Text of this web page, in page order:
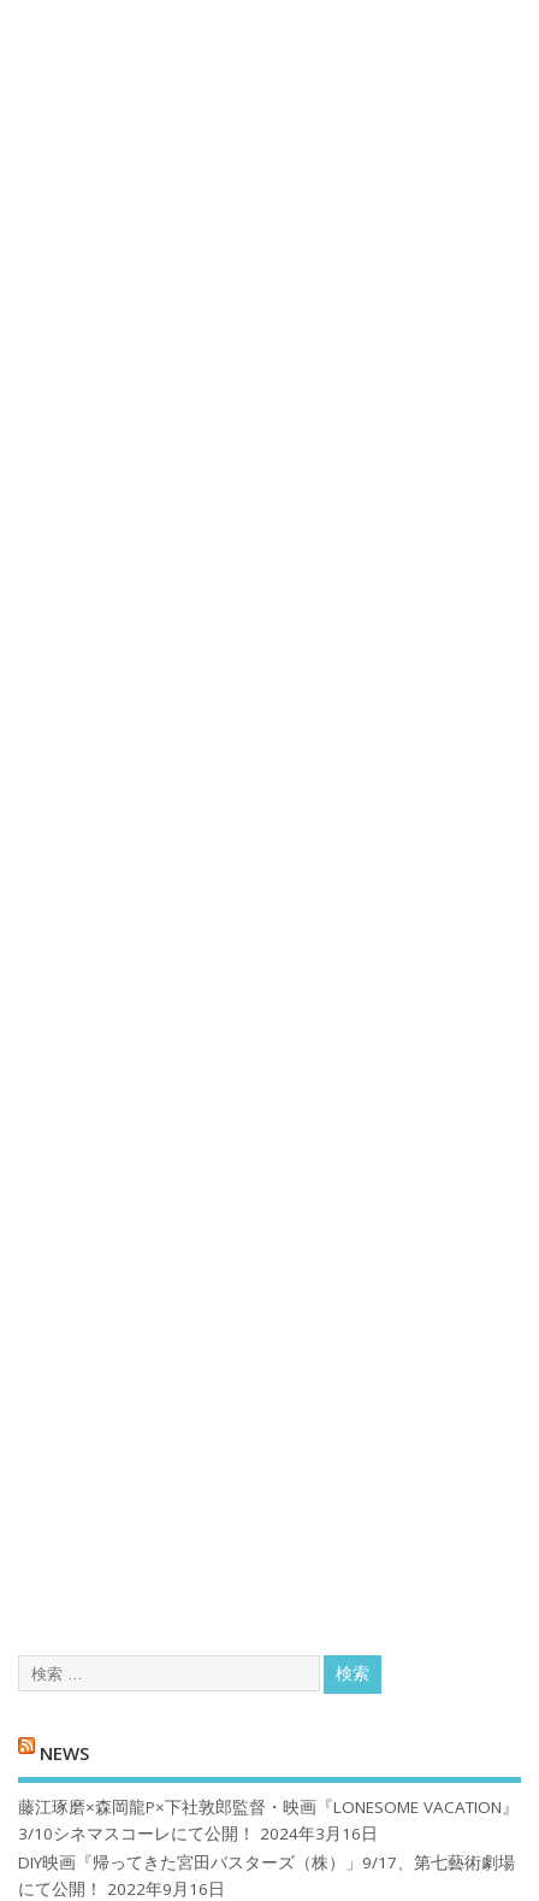
NEWS
藤江琢磨×森岡龍P×下社敦郎監督・映画『LONESOME VACATION』
3/10シネマスコーレにて公開！
2024年3月16日
DIY映画『帰ってきた宮田バスターズ（株）」9/17、第七藝術劇場
にて公開！
2022年9月16日